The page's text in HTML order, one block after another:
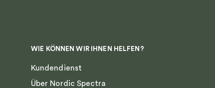
WIE KÖNNEN WIR IHNEN HELFEN?
Kundendienst
Über Nordic Spectra